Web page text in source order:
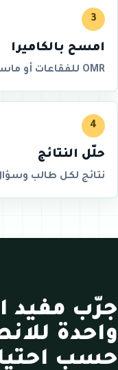
3
امسح بالكاميرا
OMR للفقاعات أو ماسح بطاقات للإجابات السريعة.
4
حلّل النتائج
نتائج لكل طالب
جرّب مفيد
واحدة
حسب